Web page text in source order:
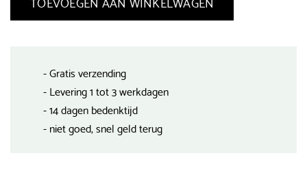
- Gratis verzending
- Levering 1 tot 3 werkdagen
- 14 dagen bedenktijd
- niet goed, snel geld terug